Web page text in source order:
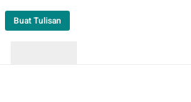
Buat Tulisan